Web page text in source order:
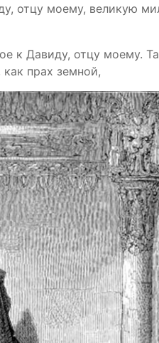
отцу моему, великую
к Давиду, отцу моему.
прах земной,